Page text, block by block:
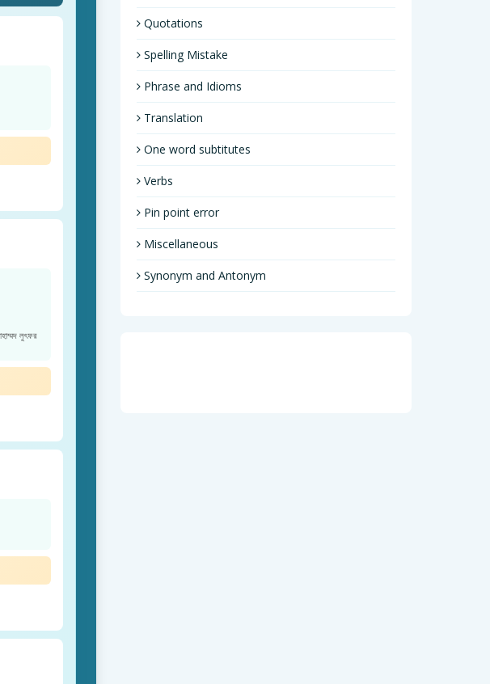
লুৎফর
Quotations
Spelling Mistake
Phrase and Idioms
Translation
One word subtitutes
Verbs
Pin point error
Miscellaneous
Synonym and Antonym